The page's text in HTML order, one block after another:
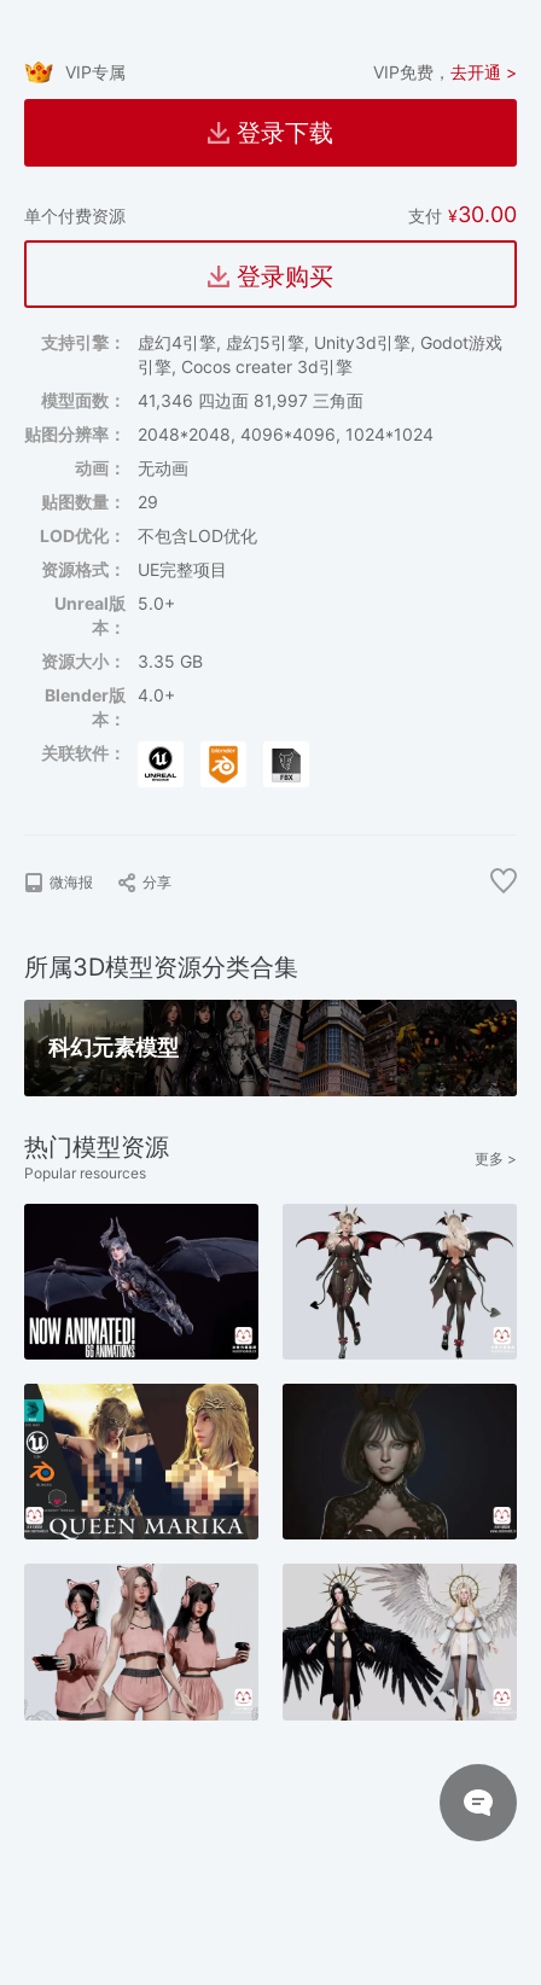
VIP专属 VIP免费， 去开通 >
登录下载
单个付费资源 支付 ¥30.00
登录购买
支持引擎：
虚幻4引擎, 虚幻5引擎, Unity3d引擎, Godot游戏
引擎, Cocos creater 3d引擎
模型面数：
41,346 四边面 81,997 三角面
贴图分辨率：
2048*2048, 4096*4096, 1024*1024
动画：
无动画
贴图数量：
29
LOD优化：
不包含LOD优化
资源格式：
UE完整项目
Unreal版
本：
5.0+
资源大小：
3.35 GB
Blender版
本：
4.0+
关联软件：
微海报 分享
所属3D模型资源分类合集
科幻元素模型
热门模型资源
Popular resources
更多 >